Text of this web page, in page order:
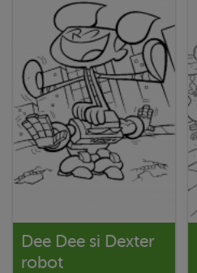
Dee Dee si Dexter
robot